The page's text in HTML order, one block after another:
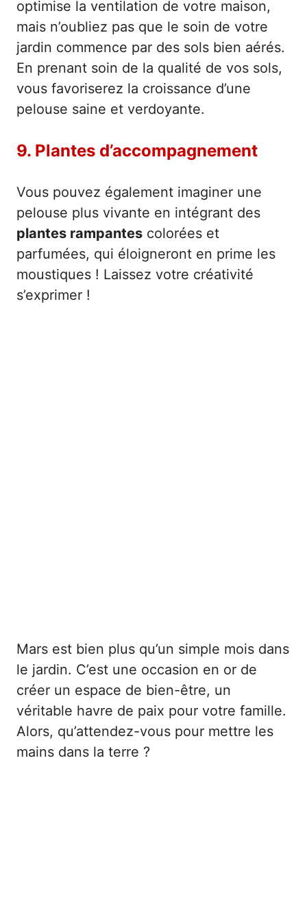
optimise la ventilation de votre maison,
mais n’oubliez pas que le soin de votre
jardin commence par des sols bien aérés.
En prenant soin de la qualité de vos sols,
vous favoriserez la croissance d’une
pelouse saine et verdoyante.
9. Plantes d’accompagnement
Vous pouvez également imaginer une
pelouse plus vivante en intégrant des
plantes rampantes colorées et
parfumées, qui éloigneront en prime les
moustiques ! Laissez votre créativité
s’exprimer !
Mars est bien plus qu’un simple mois dans
le jardin. C’est une occasion en or de
créer un espace de bien-être, un
véritable havre de paix pour votre famille.
Alors, qu’attendez-vous pour mettre les
mains dans la terre ?